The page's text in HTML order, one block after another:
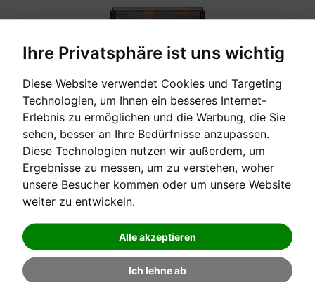
Ihre Privatsphäre ist uns wichtig
Diese Website verwendet Cookies und Targeting
Technologien, um Ihnen ein besseres Internet-
Erlebnis zu ermöglichen und die Werbung, die Sie
sehen, besser an Ihre Bedürfnisse anzupassen.
Diese Technologien nutzen wir außerdem, um
Ergebnisse zu messen, um zu verstehen, woher
unsere Besucher kommen oder um unsere Website
weiter zu entwickeln.
Alle akzeptieren
Ich lehne ab
CEMBALI, CELESTEN & HARMONIEN